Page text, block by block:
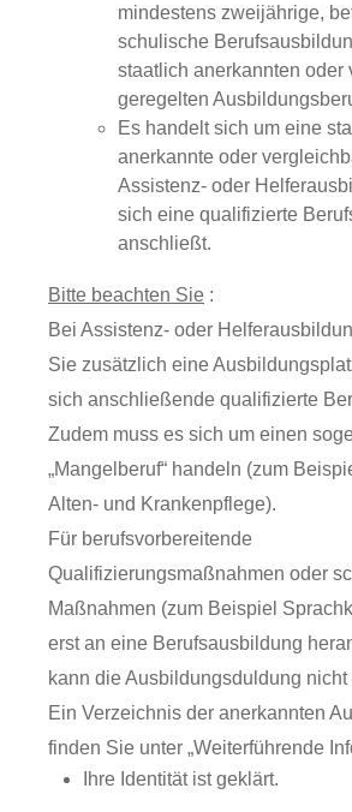
mindestens zweijährige,
schulische
staatlich anerkannten oder
geregelten
Es handelt sich um eine
anerkannte oder
Assistenz- oder
sich eine qualifizierte
anschließt.
Bitte beachten Sie :
Bei Assistenz- oder
Sie zusätzlich eine
sich anschließende qualifizierte
Zudem muss es sich um einen
„Mangelberuf“ handeln (zum
Alten- und Krankenpflege).
Für berufsvorbereitende
Qualifizierungsmaßnahmen oder
Maßnahmen (zum Beispiel
erst an eine Berufsausbildung
kann die Ausbildungsduldung nicht
Ein Verzeichnis der anerkannten
finden Sie unter „Weiterführende
Ihre Identität ist geklärt.